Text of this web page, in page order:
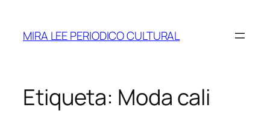
contenido
MIRA LEE PERIODICO CULTURAL
Etiqueta: Moda cali